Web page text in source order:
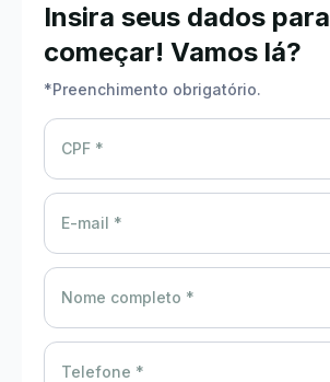
Insira seus dados para
começar! Vamos lá?
*Preenchimento obrigatório.
CPF *
E-mail *
Nome completo *
Telefone *